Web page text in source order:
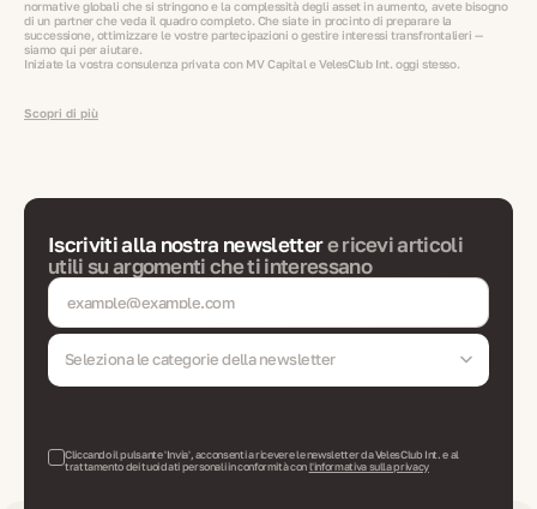
normative globali che si stringono e la complessità degli asset in aumento, avete bisogno
di un partner che veda il quadro completo. Che siate in procinto di preparare la
successione, ottimizzare le vostre partecipazioni o gestire interessi transfrontalieri —
siamo qui per aiutare.
Iniziate la vostra consulenza privata con MV Capital e VelesClub Int. oggi stesso.
Scopri di più
Iscriviti alla nostra newslettere ricevi articoli
utili su argomenti che ti interessano
Seleziona le categorie della newsletter
Cliccando il pulsante 'Invia', acconsenti a ricevere le newsletter da VelesClub Int. e al
trattamento dei tuoi dati personali in conformità conl'informativa sulla privacy